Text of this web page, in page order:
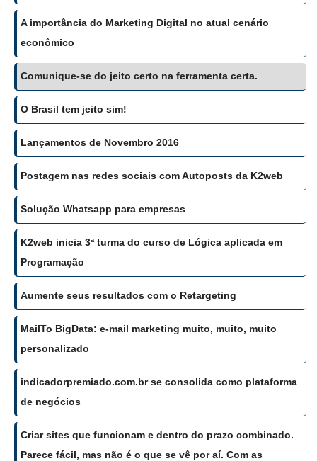
A importância do Marketing Digital no atual cenário
econômico
Comunique-se do jeito certo na ferramenta certa.
O Brasil tem jeito sim!
Lançamentos de Novembro 2016
Postagem nas redes sociais com Autoposts da K2web
Solução Whatsapp para empresas
K2web inicia 3ª turma do curso de Lógica aplicada em
Programação
Aumente seus resultados com o Retargeting
MailTo BigData: e-mail marketing muito, muito, muito
personalizado
indicadorpremiado.com.br se consolida como plataforma
de negócios
Criar sites que funcionam e dentro do prazo combinado.
Parece fácil, mas não é o que se vê por aí. Com as